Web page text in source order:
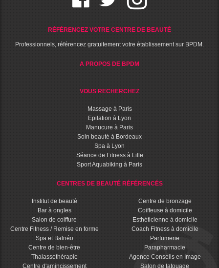
RÉFÉRENCEZ VOTRE CENTRE DE BEAUTÉ
Professionnels, référencez gratuitement votre établissement sur BPDM.
A PROPOS DE BPDM
VOUS RECHERCHEZ
Massage à Paris
Epilation à Lyon
Manucure à Paris
Soin beauté à Bordeaux
Spa à Lyon
Séance de Fitness à Lille
Sport Aquabiking à Paris
CENTRES DE BEAUTÉ RÉFÉRENCÉS
Institut de beauté
Bar à ongles
Salon de coiffure
Centre Fitness / Remise en forme
Spa et Balnéo
Centre de bien-être
Thalassothérapie
Centre d'amincissement
Centre de bronzage
Coiffeuse à domicile
Esthéticienne à domicile
Coach Fitness à domicile
Parfumerie
Parapharmacie
Agence Conseils en Image
Salon de tatouage